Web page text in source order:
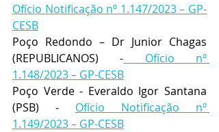
Ofício Notificação nº 1.147/2023 – GP-
CESB
Poço Redondo – Dr Junior Chagas
(REPUBLICANOS) - Ofício nº
1.148/2023 – GP-CESB
Poço Verde - Everaldo Igor Santana
(PSB) - Ofício Notificação nº
1.149/2023 – GP-CESB